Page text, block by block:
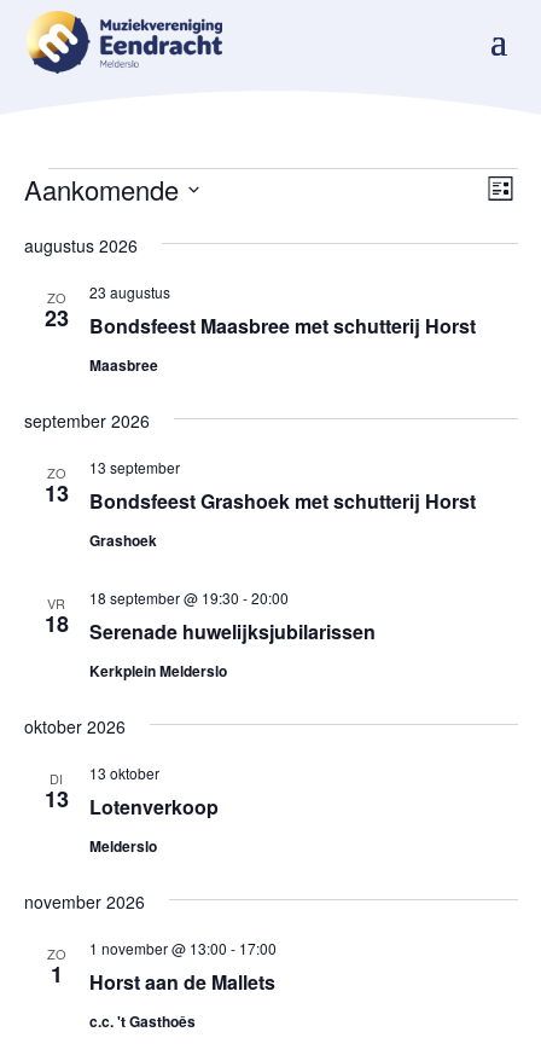
Evenementen Lijst
Aankomende
een
augustus 2026
ZO
23 Bondsfeest Maasbree met schutterij Horst
23 augustus
Maasbree
september 2026
ZO
13 Bondsfeest Grashoek met schutterij Horst
13 september
Grashoek
VR
18 Serenade huwelijksjubilarissen
18 september @ 19:30 -20:00
Kerkplein Melderslo
oktober 2026
DI
13 Lotenverkoop
13 oktober
Melderslo
november 2026
ZO
1 Horst aan de Mallets
1 november @ 13:00 - 17:00
c.c. 't Gasthoês